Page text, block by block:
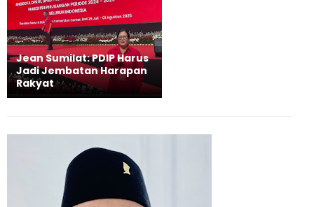
Jean Sumilat: PDIP Harus
Jadi Jembatan Harapan
Rakyat